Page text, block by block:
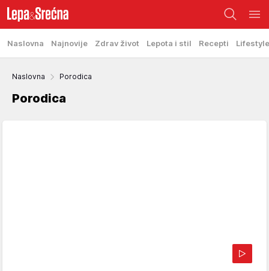
Naslovna Najnovije Zdrav život Lepota i stil Recepti Lifestyle
Naslovna Porodica
Porodica